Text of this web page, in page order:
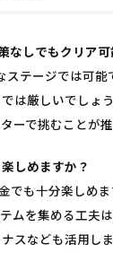
なしでもクリア可
ステージでは可能
は厳しいでしょ
ーで挑むことが推
しめますか？
でも十分楽しめ
ムを集める工夫
スなども活用しま